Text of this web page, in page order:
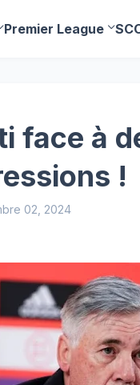
Premier League
face à
!
02, 2024